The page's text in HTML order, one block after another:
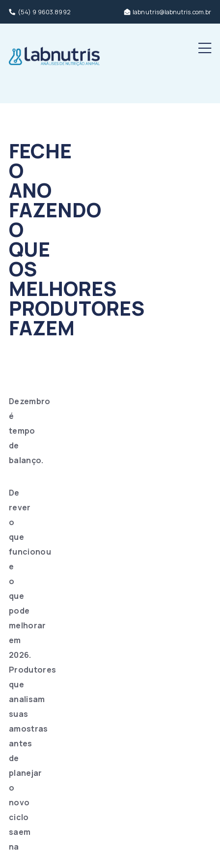
(54) 9 9603.8992 labnutris@labnutris.com.br
FECHE
O
ANO
FAZENDO
O
QUE
OS
MELHORES
PRODUTORES
FAZEM
Dezembro
é
tempo
de
balanço.
De
rever
o
que
funcionou
e
o
que
pode
melhorar
em
2026.
Produtores
que
analisam
suas
amostras
antes
de
planejar
o
novo
ciclo
saem
na